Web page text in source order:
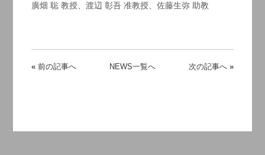
廣畑 聡 教授、渡辺 彰吾 准教授、佐藤生弥 助教
« 前の記事へ NEWS一覧へ 次の記事へ »